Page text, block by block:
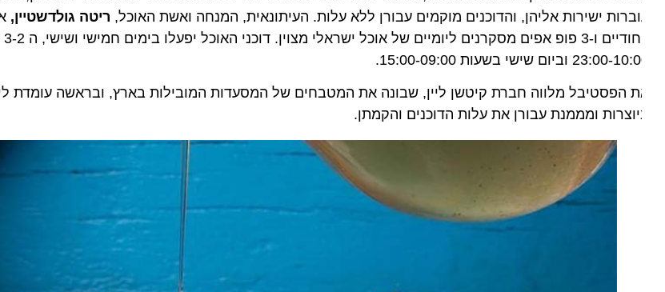
ישירות אליהן, והדוכנים מוקמים עבורן ללא עלות. העיתונאית, המנחה ואשת האוכל,ריטה גולדשטיין,
ייחודיים ו-3 פופ
10:00 וביום שישי בשעות 15:00-09:00.
הפסטיבל מלווה חברת קיטשן ליין, שבונה את המטבחים של המסעדות המובילות בארץ, ובראשה עומדת
ומממנת עבורן את עלות הדוכנים והקמתן.